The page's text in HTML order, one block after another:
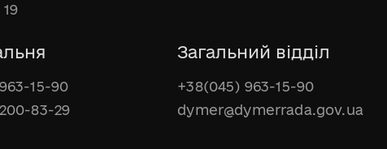
15-90
83-29
Загальний відділ
+38(045) 963-15-90
dymer@dymerrada.gov.ua